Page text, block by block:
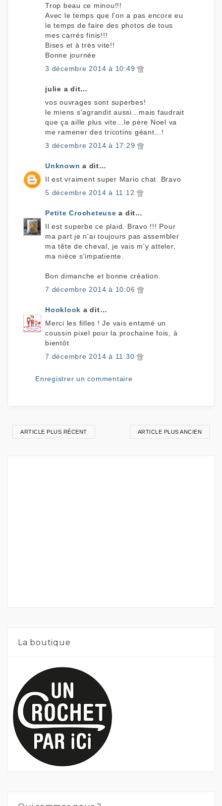
Trop beau ce minou!!!
Avec le temps que l'on a pas encore eu
le temps de faire des photos de tous
mes carrés finis!!!
Bises et à très vite!!
Bonne journée
3 décembre 2014 à 10:49
julie a dit…
vos ouvrages sont superbes!
le miens s'agrandit aussi...mais faudrait
que ça aille plus vite...le père Noel va
me ramener des tricotins géant...!
3 décembre 2014 à 17:29
Unknown a dit…
Il est vraiment super Mario chat. Bravo
5 décembre 2014 à 11:12
Petite Crocheteuse a dit…
Il est superbe ce plaid. Bravo !!! Pour
ma part je n'ai toujours pas assembler
ma tête de cheval, je vais m'y atteler,
ma nièce s'impatiente.
Bon dimanche et bonne création.
7 décembre 2014 à 10:06
Hooklook a dit…
Merci les filles ! Je vais entamé un
coussin pixel pour la prochaine fois, à
bientôt
7 décembre 2014 à 11:30
Enregistrer un commentaire
ARTICLE PLUS RÉCENT ARTICLE PLUS ANCIEN
La boutique